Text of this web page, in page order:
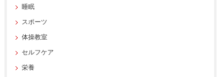
睡眠
スポーツ
体操教室
セルフケア
栄養